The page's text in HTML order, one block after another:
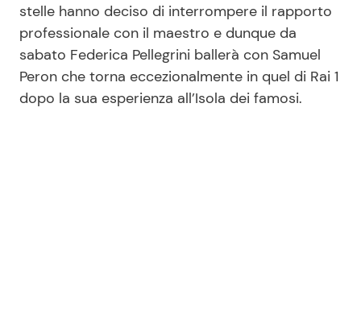
Salute
Viaggi e Turismo
Festività
Ricette Facili e Veloci
Ricette Feste
Ricette per Bambini
stelle hanno deciso di interrompere il rapporto
professionale con il maestro e dunque da
sabato Federica Pellegrini ballerà con Samuel
Peron che torna eccezionalmente in quel di Rai 1
dopo la sua esperienza all’Isola dei famosi.